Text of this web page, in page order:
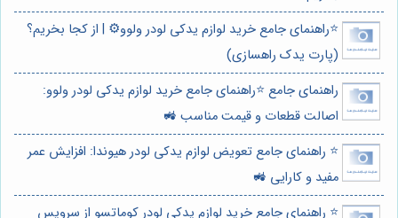
⭐️راهنمای جامع خرید لوازم یدکی لودر ولوو⚙️ | از کجا بخریم؟
(پارت یدک راهسازی)
راهنمای جامع ⭐️راهنمای جامع خرید لوازم یدکی لودر ولوو:
اصالت قطعات و قیمت مناسب 🚜
⭐️ راهنمای جامع تعویض لوازم یدکی لودر هیوندا: افزایش عمر
مفید و کارایی 🚜
⭐️ راهنمای جامع خرید لوازم یدکی لودر کوماتسو از سرویس